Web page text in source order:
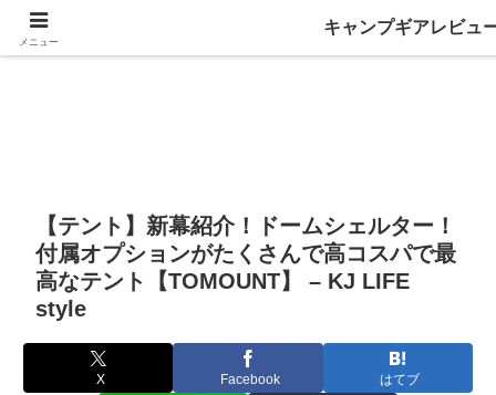
【テント】新幕紹介！ドームシェルター！
付属オプションがたくさんで高コスパで最
高なテント【TOMOUNT】 – KJ LIFE
style
X Facebook はてブ
メニュー
キャンプギアレビュ